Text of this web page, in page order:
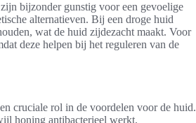
bijzonder gunstig voor een gevoelige
alternatieven. Bij een droge huid
wat de huid zijdezacht maakt. Voor
deze helpen bij het reguleren van de
cruciale rol in de voordelen voor de huid.
honing antibacterieel werkt.